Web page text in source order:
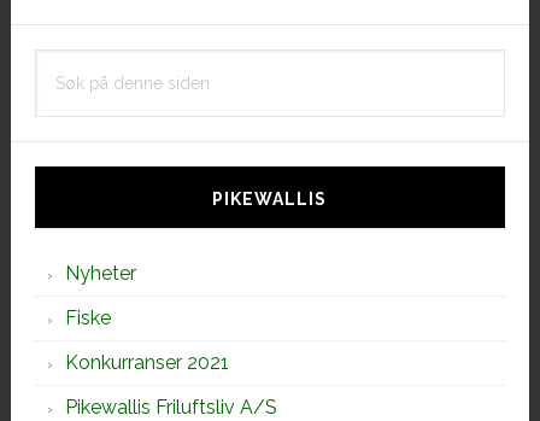
PIKEWALLIS
Nyheter
Fiske
Konkurranser 2021
Pikewallis Friluftsliv A/S